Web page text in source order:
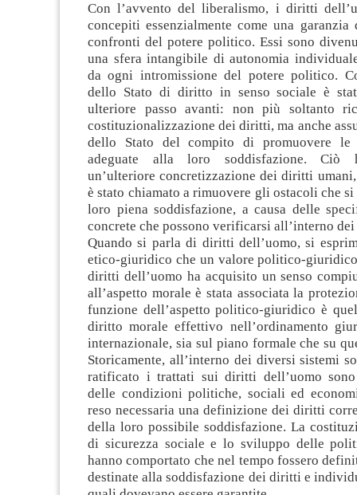
Con l’avvento del liberalismo, i diritti
concepiti essenzialmente come una
confronti del potere politico. Essi sono
una sfera intangibile di autonomia
da ogni intromissione del potere politico.
dello Stato di diritto in senso sociale è
ulteriore passo avanti: non più soltanto
costituzionalizzazione dei diritti, ma anche
dello Stato del compito di promuovere le
adeguate alla loro soddisfazione. Ciò
un’ulteriore concretizzazione dei diritti
è stato chiamato a rimuovere gli ostacoli che
loro piena soddisfazione, a causa delle
concrete che possono verificarsi all’interno
Quando si parla di diritti dell’uomo, si
etico-giuridico che un valore politico-
diritti dell’uomo ha acquisito un senso
all’aspetto morale è stata associata la
funzione dell’aspetto politico-giuridico è
diritto morale effettivo nell’ordinamento
internazionale, sia sul piano formale che su
Storicamente, all’interno dei diversi sistemi
ratificato i trattati sui diritti dell’uomo sono
delle condizioni politiche, sociali ed
reso necessaria una definizione dei diritti
della loro possibile soddisfazione. La
di sicurezza sociale e lo sviluppo delle
hanno comportato che nel tempo fossero
destinate alla soddisfazione dei diritti e